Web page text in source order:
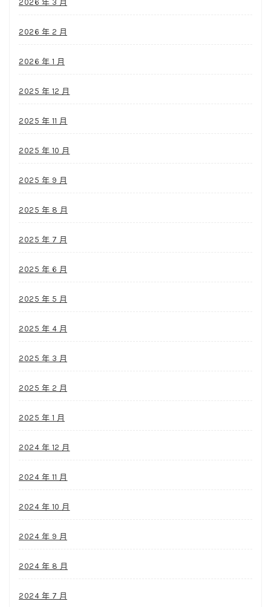
2026 年 3 月
2026 年 2 月
2026 年 1 月
2025 年 12 月
2025 年 11 月
2025 年 10 月
2025 年 9 月
2025 年 8 月
2025 年 7 月
2025 年 6 月
2025 年 5 月
2025 年 4 月
2025 年 3 月
2025 年 2 月
2025 年 1 月
2024 年 12 月
2024 年 11 月
2024 年 10 月
2024 年 9 月
2024 年 8 月
2024 年 7 月